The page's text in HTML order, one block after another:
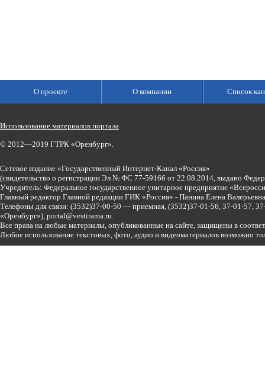
О проекте О компании Список
Использование материалов портала
© 2012—2019 ГТРК «Оренбург».
Сетевое издание «Государственный Интернет-Канал «Россия»
(свидетельство о регистрации Эл № ФС 77-59166 от 22.08.2014, выдано
Учредитель: Федеральное государственное унитарное предприятие
Главный редактор Главной редакции ГИК «Россия» - Панина Елена
Телефоны для связи: (3532)37-00-50 — приемная, (3532)37-01-56, 37-01-57,
«Оренбург»), portal@vestirama.ru.
Все права на любые материалы, опубликованные на сайте, защищены в
Любое использование текстовых, фото, аудио и видеоматериалов возможно